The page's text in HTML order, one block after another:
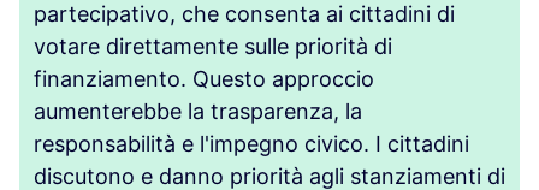
partecipativo, che consenta ai cittadini di
votare direttamente sulle priorità di
finanziamento. Questo approccio
aumenterebbe la trasparenza, la
responsabilità e l'impegno civico. I cittadini
discutono e danno priorità agli stanziamenti di